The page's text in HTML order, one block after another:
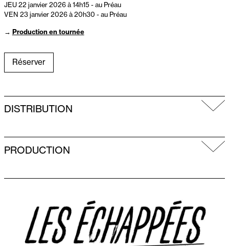
JEU 22 janvier 2026 à 14h15 - au Préau
VEN 23 janvier 2026 à 20h30 - au Préau
→ Production en tournée
Réserver
DISTRIBUTION
PRODUCTION